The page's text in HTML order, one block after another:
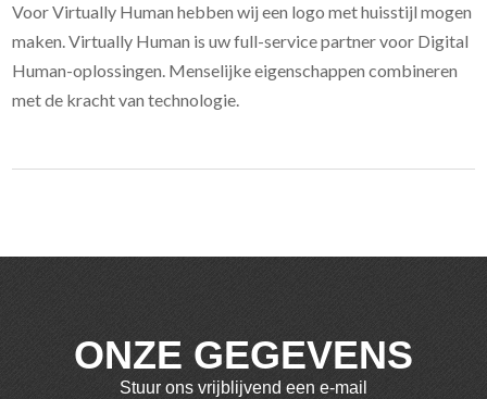
Voor Virtually Human hebben wij een logo met huisstijl mogen
maken. Virtually Human is uw full-service partner voor Digital
Human-oplossingen. Menselijke eigenschappen combineren
met de kracht van technologie.
ONZE GEGEVENS
Stuur ons vrijblijvend een e-mail